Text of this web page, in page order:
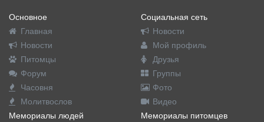
Основное
Главная
Новости
Питомцы
Форум
Часовня
Молитвослов
Социальная сеть
Новости
Мой профиль
Друзья
Группы
Фото
Видео
Мемориалы людей
Мемориалы питомцев